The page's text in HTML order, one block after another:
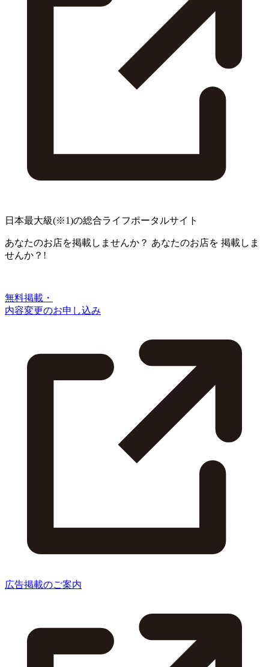
日本最大級(※1)の総合ライフポータルサイト
あなたのお店を掲載しませんか？ あなたのお店を 掲載しま
せんか？!
無料掲載・
内容変更のお申し込み
広告掲載のご案内